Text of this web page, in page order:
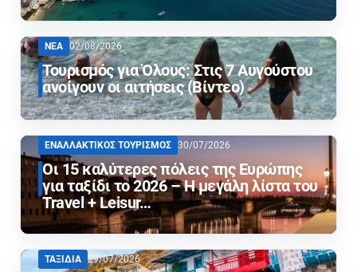
ΝΕΑ 02/08/2026
Τουρισμός για Όλους: Στις 7 Αυγούστου
ανοίγουν οι αιτήσεις (Βίντεο)
ΕΝΑΛΛΑΚΤΙΚΟΣ ΤΟΥΡΙΣΜΟΣ 30/07/2026
Οι 15 καλύτερες πόλεις της Ευρώπης
για ταξίδι το 2026 – Η μεγάλη λίστα του
Travel + Leisur…
ΤΑΞΙΔΙΑ 29/07/2026